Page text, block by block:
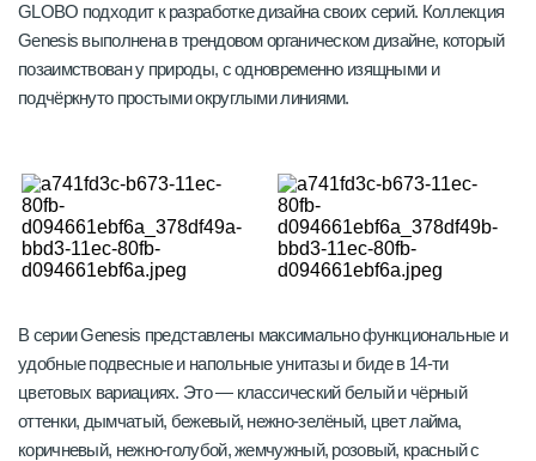
GLOBO подходит к разработке дизайна своих серий. Коллекция
Genesis выполнена в трендовом органическом дизайне, который
позаимствован у природы, с одновременно изящными и
подчёркнуто простыми округлыми линиями.
В серии Genesis представлены максимально функциональные и
удобные подвесные и напольные унитазы и биде в 14-ти
цветовых вариациях. Это — классический белый и чёрный
оттенки, дымчатый, бежевый, нежно-зелёный, цвет лайма,
коричневый, нежно-голубой, жемчужный, розовый, красный с